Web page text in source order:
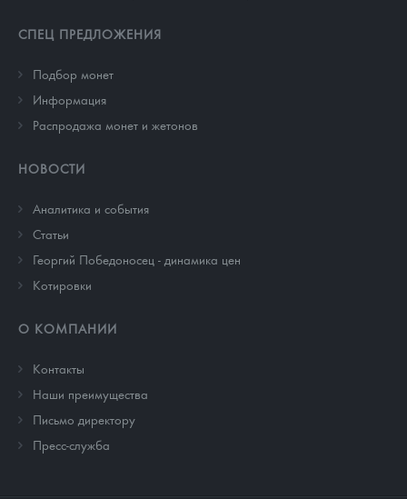
СПЕЦ ПРЕДЛОЖЕНИЯ
Подбор монет
Информация
Распродажа монет и жетонов
НОВОСТИ
Аналитика и события
Cтатьи
Георгий Победоносец - динамика цен
Котировки
О КОМПАНИИ
Контакты
Наши преимущества
Письмо директору
Пресс-служба